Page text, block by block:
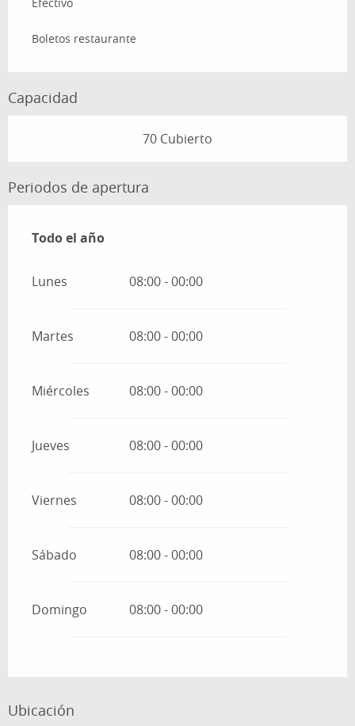
Boletos restaurante
Capacidad
70 Cubierto
Periodos de apertura
Todo el año
Todo el año
Lunes 08:00 - 00:00
Martes 08:00 - 00:00
Miércoles 08:00 - 00:00
Jueves 08:00 - 00:00
Viernes 08:00 - 00:00
Sábado 08:00 - 00:00
Domingo 08:00 - 00:00
Ubicación